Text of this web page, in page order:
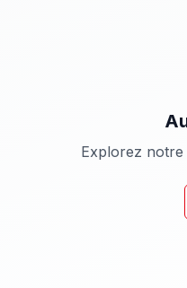
Explorez